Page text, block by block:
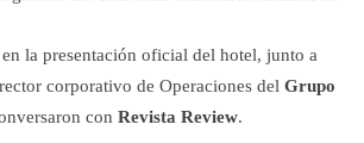
la presentación oficial del hotel, junto a
corporativo de Operaciones del Grupo
con Revista Review.